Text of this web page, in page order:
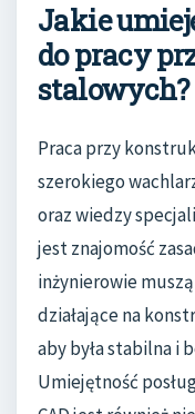
Jakie
do pracy
stalowych?
Praca przy
szerokiego
oraz wiedzy
jest znajomość
inżynierowie
działające na
aby była stabilna i
Umiejętność